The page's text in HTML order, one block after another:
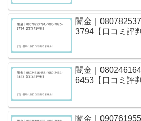
闇金｜
3794【口コミ評判
闇金｜
6453【口コミ評判
闇金｜